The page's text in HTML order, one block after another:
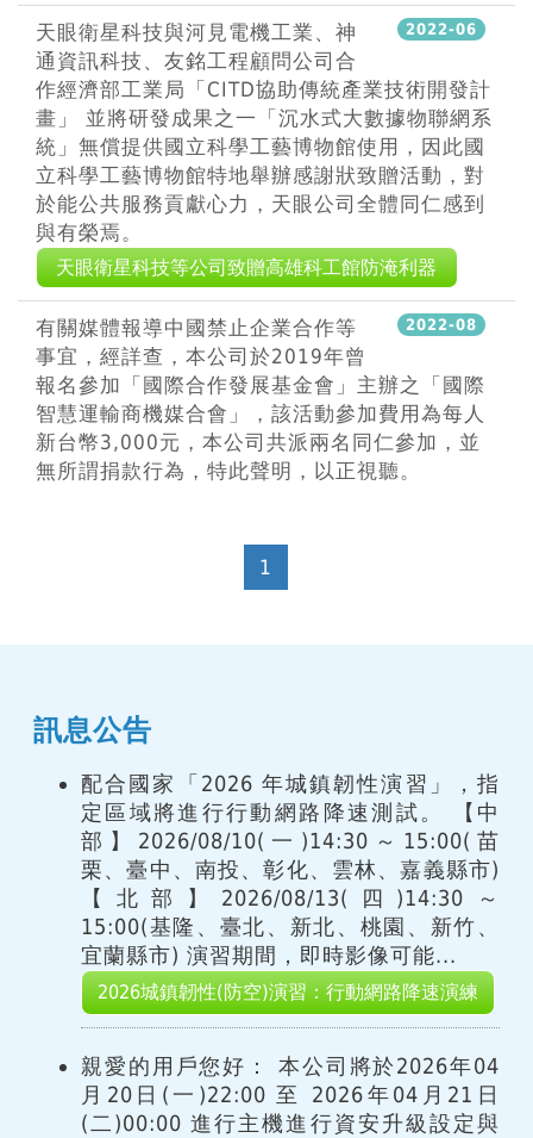
2022-06
天眼衛星科技與河見電機工業、神
通資訊科技、友銘工程顧問公司合
作經濟部工業局「CITD協助傳統產業技術開發計
畫」 並將研發成果之一「沉水式大數據物聯網系
統」無償提供國立科學工藝博物館使用，因此國
立科學工藝博物館特地舉辦感謝狀致贈活動，對
於能公共服務貢獻心力，天眼公司全體同仁感到
與有榮焉。
天眼衛星科技等公司致贈高雄科工館防淹利器
2022-08
有關媒體報導中國禁止企業合作等
事宜，經詳查，本公司於2019年曾
報名參加「國際合作發展基金會」主辦之「國際
智慧運輸商機媒合會」，該活動參加費用為每人
新台幣3,000元，本公司共派兩名同仁參加，並
無所謂捐款行為，特此聲明，以正視聽。
1
訊息公告
配合國家「2026 年城鎮韌性演習」，指
定區域將進行行動網路降速測試。 【中
部】2026/08/10(一)14:30～15:00(苗
栗、臺中、南投、彰化、雲林、嘉義縣市)
【北部】2026/08/13(四)14:30～
15:00(基隆、臺北、新北、桃園、新竹、
宜蘭縣市) 演習期間，即時影像可能...
2026城鎮韌性(防空)演習：行動網路降速演練
親愛的用戶您好： 本公司將於2026年04
月20日(一)22:00 至 2026年04月21日
(二)00:00 進行主機進行資安升級設定與